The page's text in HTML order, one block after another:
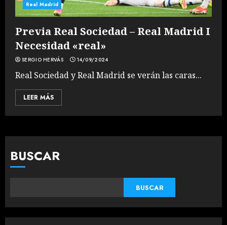
Real Madrid
Previa Real Sociedad – Real Madrid I
Necesidad «real»
SERGIO HERVÁS 14/09/2024
Real Sociedad y Real Madrid se verán las caras...
LEER MÁS
BUSCAR
BUSCAR